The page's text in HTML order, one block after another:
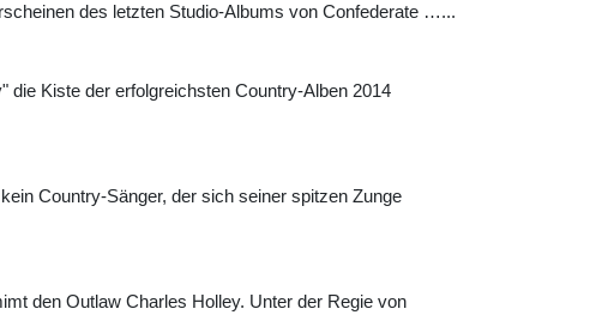
des letzten Studio-Albums von Confederate …...
Kiste der erfolgreichsten Country-Alben 2014
Country-Sänger, der sich seiner spitzen Zunge
den Outlaw Charles Holley. Unter der Regie von